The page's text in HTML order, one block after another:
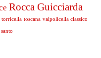
Rocca Guicciarda
torricella toscana valpolicella classico